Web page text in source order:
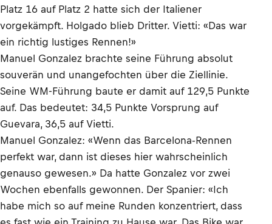
Platz 16 auf Platz 2 hatte sich der Italiener
vorgekämpft. Holgado blieb Dritter. Vietti: «Das war
ein richtig lustiges Rennen!»
Manuel Gonzalez brachte seine Führung absolut
souverän und unangefochten über die Ziellinie.
Seine WM-Führung baute er damit auf 129,5 Punkte
auf. Das bedeutet: 34,5 Punkte Vorsprung auf
Guevara, 36,5 auf Vietti.
Manuel Gonzalez: «Wenn das Barcelona-Rennen
perfekt war, dann ist dieses hier wahrscheinlich
genauso gewesen.» Da hatte Gonzalez vor zwei
Wochen ebenfalls gewonnen. Der Spanier: «Ich
habe mich so auf meine Runden konzentriert, dass